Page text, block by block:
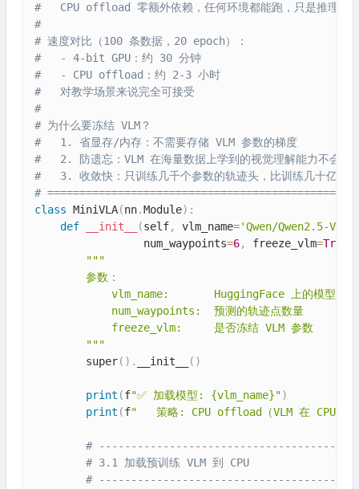
#   CPU offload 零额外依赖，任何环境都能跑，只是推理慢
#
# 速度对比（100 条数据，20 epoch）：
#   - 4-bit GPU：约 30 分钟
#   - CPU offload：约 2-3 小时
#   对教学场景来说完全可接受
#
# 为什么要冻结 VLM？
#   1. 省显存/内存：不需要存储 VLM 参数的梯度
#   2. 防遗忘：VLM 在海量数据上学到的视觉理解能力不会被
#   3. 收敛快：只训练几千个参数的轨迹头，比训练几十亿参
#
class MiniVLA(nn.Module) :
def
__init__ (self, vlm_name='Qwen/Qwen2.5-
                 num_waypoints
=6, freeze_vlm=True
"""
        参数：
            vlm_name:       HuggingFace 上的模型名称
            num_waypoints:  预测的轨迹点数量
            freeze_vlm:     是否冻结 VLM 参数
        """
        super
( ) . __init__ ( )
print (f"✅ 加载模型: {vlm_name}")
print (f"   策略: CPU offload（VLM 在 CPU，轨
#
# 3.1 加载预训练 VLM 到 CPU
#